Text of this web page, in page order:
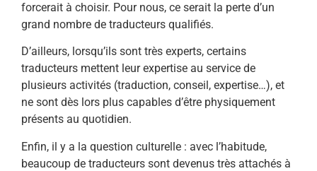
forcerait à choisir. Pour nous, ce serait la perte d’un
grand nombre de traducteurs qualifiés.
D’ailleurs, lorsqu’ils sont très experts, certains
traducteurs mettent leur expertise au service de
plusieurs activités (traduction, conseil, expertise…), et
ne sont dès lors plus capables d’être physiquement
présents au quotidien.
Enfin, il y a la question culturelle : avec l’habitude,
beaucoup de traducteurs sont devenus très attachés à